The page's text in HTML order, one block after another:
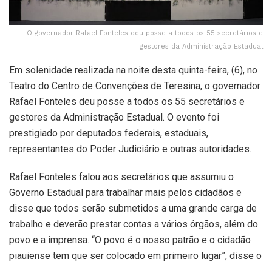
O governador Rafael Fonteles deu posse a todos os 55 secretários e
gestores da Administração Estadual
Em solenidade realizada na noite desta quinta-feira, (6), no
Teatro do Centro de Convenções de Teresina, o governador
Rafael Fonteles deu posse a todos os 55 secretários e
gestores da Administração Estadual. O evento foi
prestigiado por deputados federais, estaduais,
representantes do Poder Judiciário e outras autoridades.
Rafael Fonteles falou aos secretários que assumiu o
Governo Estadual para trabalhar mais pelos cidadãos e
disse que todos serão submetidos a uma grande carga de
trabalho e deverão prestar contas a vários órgãos, além do
povo e a imprensa. “O povo é o nosso patrão e o cidadão
piauiense tem que ser colocado em primeiro lugar”, disse o